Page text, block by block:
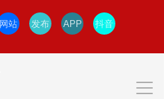
网站 发布 APP 抖音